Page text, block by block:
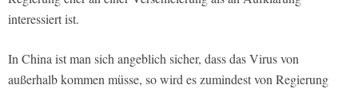
interessiert ist.
In China ist man sich angeblich sicher, dass das Virus von
außerhalb kommen müsse, so wird es zumindest von Regierung